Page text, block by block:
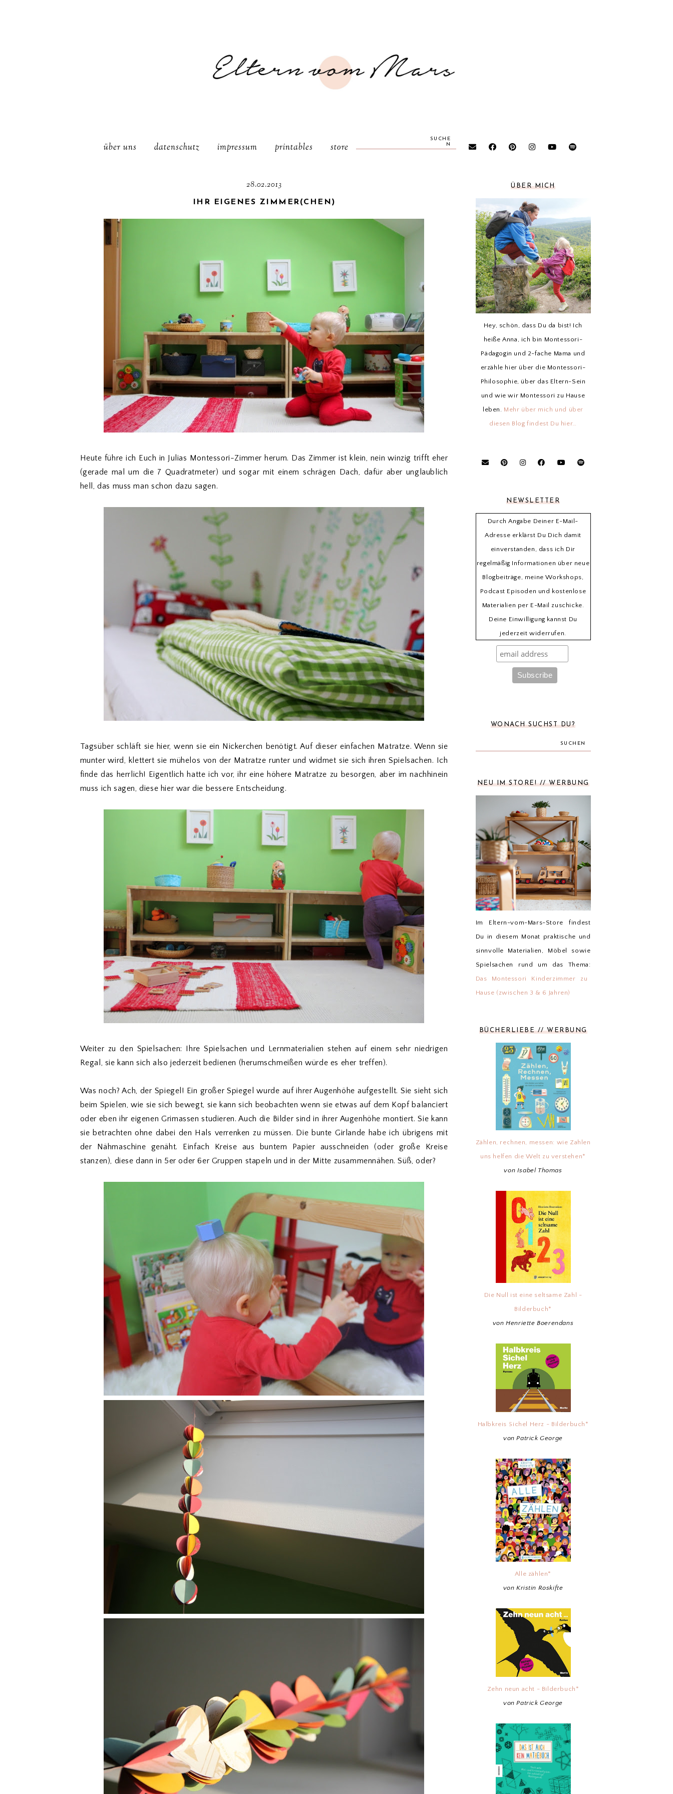
über uns datenschutz impressum printables store
SUCHE
N
28.02.2013
IHR EIGENES ZIMMER(CHEN)
Heute führe ich Euch in Julias Montessori-Zimmer herum. Das Zimmer ist klein, nein winzig trifft eher
(gerade mal um die 7 Quadratmeter) und sogar mit einem schrägen Dach, dafür aber unglaublich
hell, das muss man schon dazu sagen.
Tagsüber schläft sie hier, wenn sie ein Nickerchen benötigt. Auf dieser einfachen Matratze. Wenn sie
munter wird, klettert sie mühelos von der Matratze runter und widmet sie sich ihren Spielsachen. Ich
finde das herrlich! Eigentlich hatte ich vor, ihr eine höhere Matratze zu besorgen, aber im nachhinein
muss ich sagen, diese hier war die bessere Entscheidung.
Weiter zu den Spielsachen: Ihre Spielsachen und Lernmaterialien stehen auf einem sehr niedrigen
Regal, sie kann sich also jederzeit bedienen (herumschmeißen würde es eher treffen).
Was noch? Ach, der Spiegel! Ein großer Spiegel wurde auf ihrer Augenhöhe aufgestellt. Sie sieht sich
beim Spielen, wie sie sich bewegt, sie kann sich beobachten wenn sie etwas auf dem Kopf balanciert
oder eben ihr eigenen Grimassen studieren. Auch die Bilder sind in ihrer Augenhöhe montiert. Sie kann
sie betrachten ohne dabei den Hals verrenken zu müssen. Die bunte Girlande habe ich übrigens mit
der Nähmaschine genäht. Einfach Kreise aus buntem Papier ausschneiden (oder große Kreise
stanzen), diese dann in 5er oder 6er Gruppen stapeln und in der Mitte zusammennähen. Süß, oder?
ÜBER MICH
Hey, schön, dass Du da bist! Ich
heiße Anna, ich bin Montessori-
Pädagogin und 2-fache Mama und
erzähle hier über die Montessori-
Philosophie, über das Eltern-Sein
und wie wir Montessori zu Hause
leben. Mehr über mich und über
diesen Blog findest Du hier…
NEWSLETTER
Durch Angabe Deiner E-Mail-
Adresse erklärst Du Dich damit
einverstanden, dass ich Dir
regelmäßig Informationen über neue
Blogbeiträge, meine Workshops,
Podcast Episoden und kostenlose
Materialien per E-Mail zuschicke.
Deine Einwilligung kannst Du
jederzeit widerrufen.
WONACH SUCHST DU?
SUCHEN
NEU IM STORE! // WERBUNG
Im Eltern-vom-Mars-Store findest
Du in diesem Monat praktische und
sinnvolle Materialien, Möbel sowie
Spielsachen rund um das Thema:
Das Montessori Kinderzimmer zu
Hause (zwischen 3 & 6 Jahren)
BÜCHERLIEBE // WERBUNG
Zählen, rechnen, messen: wie Zahlen
uns helfen die Welt zu verstehen*
von Isabel Thomas
Die Null ist eine seltsame Zahl -
Bilderbuch*
von Henriette Boerendans
Halbkreis Sichel Herz - Bilderbuch*
von Patrick George
Alle zählen*
von Kristin Roskifte
Zehn neun acht - Bilderbuch*
von Patrick George